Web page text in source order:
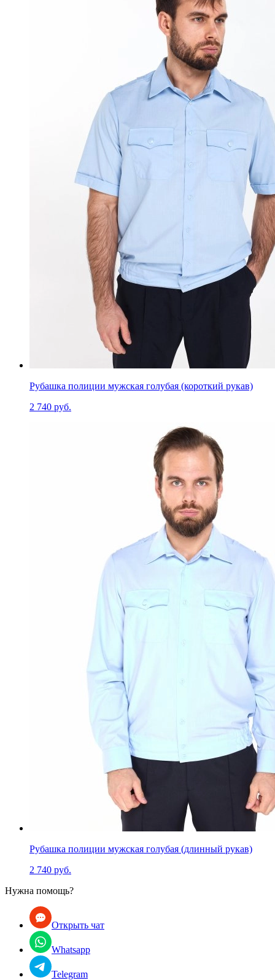
Рубашка полиции мужская голубая (короткий рукав)
2 740 руб.
Рубашка полиции мужская голубая (длинный рукав)
2 740 руб.
Нужна помощь?
Открыть чат
Whatsapp
Telegram